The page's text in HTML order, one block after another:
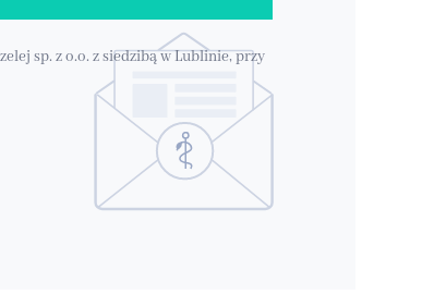
sp. z o.o. z siedzibą w Lublinie, przy